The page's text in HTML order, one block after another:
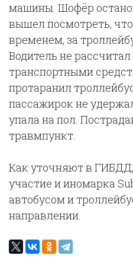
машины. Шофёр
вышел посмотреть,
временем, за
Водитель не
транспортными
протаранил
пассажирок не
упала на пол.
травмпункт.
Как уточняют в
участие и иномарка
автобусом и
направлении.